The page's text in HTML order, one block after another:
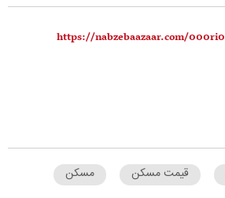
قیمت مسکن مسکن